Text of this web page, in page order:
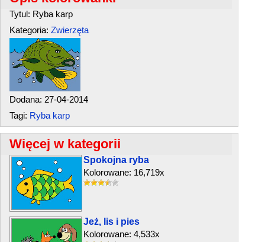
Tytul: Ryba karp
Kategoria: Zwierzęta
Dodana: 27-04-2014
Tagi: Ryba karp
Więcej w kategorii
Spokojna ryba
Kolorowane: 16,719x
Jeż, lis i pies
Kolorowane: 4,533x